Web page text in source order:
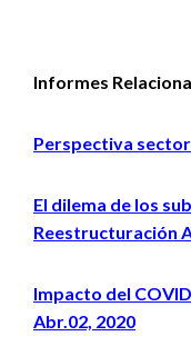
Informes
Perspectiva
El dilema de los
Reestructuración
Impacto del
Abr.02, 2020